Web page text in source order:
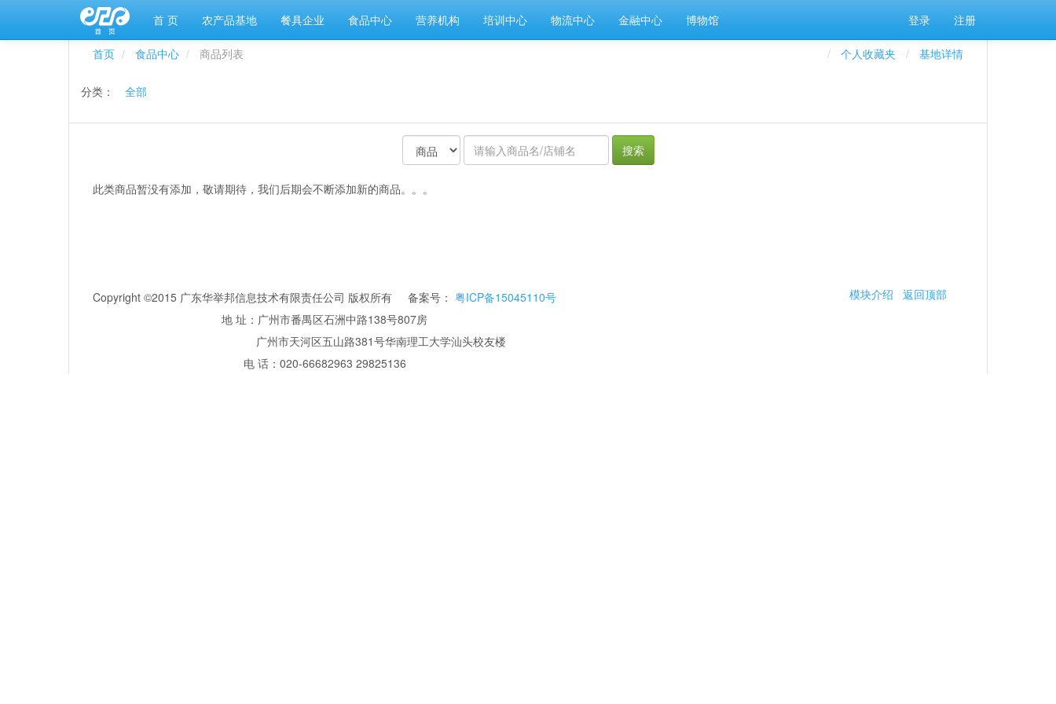
首 页 农产品基地 餐具企业 食品中心 营养机构 培训中心 物流中心 金融中心 博物馆 登录 注册
首页 食品中心 商品列表 基地详情
个人收藏夹
分类： 全部
搜索
此类商品暂没有添加，敬请期待，我们后期会不断添加新的商品。。。
模块介绍 返回顶部
Copyright ©2015 广东华举邦信息技术有限责任公司 版权所有 备案号： 粤ICP备15045110号
地 址：广州市番禺区石洲中路138号807房
广州市天河区五山路381号华南理工大学汕头校友楼
电 话：020-66682963 29825136